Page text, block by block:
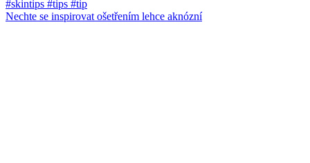
Nechte se inspirovat ošetřením lehce aknózní